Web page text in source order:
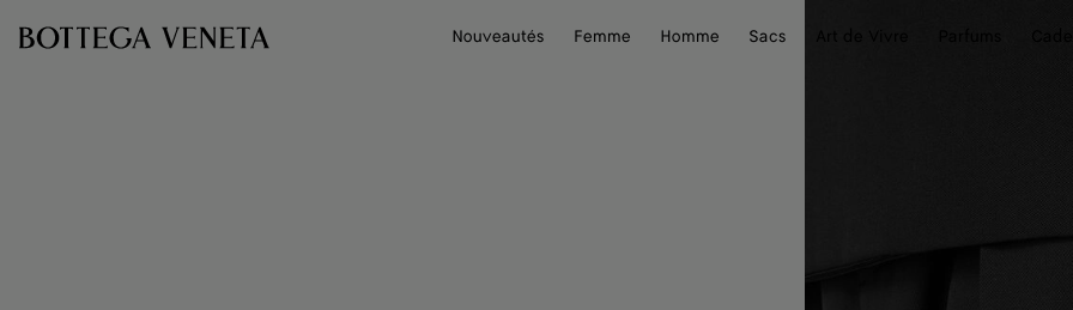
Nouveautés
Femme Homme Sacs